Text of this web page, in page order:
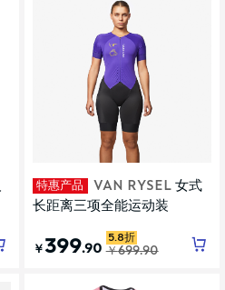
特惠产品 VAN RYSEL女式
长距离三项全能运动装
￥399.90
5.8折
￥699.90